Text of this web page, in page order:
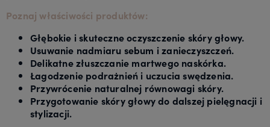
Poznaj właściwości produktów:
Głębokie i skuteczne oczyszczenie skóry głowy.
Usuwanie nadmiaru sebum i zanieczyszczeń.
Delikatne złuszczanie martwego naskórka.
Łagodzenie podrażnień i uczucia swędzenia.
Przywrócenie naturalnej równowagi skóry.
Przygotowanie skóry głowy do dalszej pielęgnacji i
stylizacji.